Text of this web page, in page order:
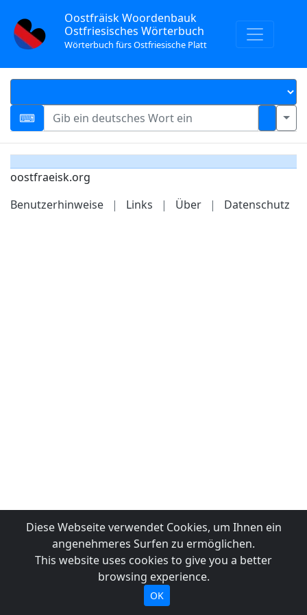
Oostfräisk Woordenbauk
Ostfriesisches Wörterbuch
Wörterbuch fürs Ostfriesische Platt
oostfraeisk.org
Benutzerhinweise
| Links | Über | Datenschutz
Diese Webseite verwendet Cookies, um Ihnen ein
angenehmeres Surfen zu ermöglichen.
This website uses cookies to give you a better
browsing experience.
OK